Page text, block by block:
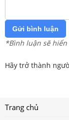
Gửi bình luận
*Bình luận sẽ
Hãy trở thành
Trang chủ